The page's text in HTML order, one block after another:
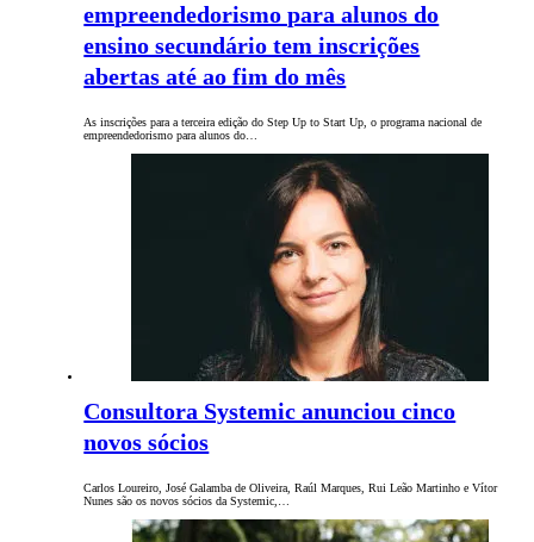
empreendedorismo para alunos do
ensino secundário tem inscrições
abertas até ao fim do mês
As inscrições para a terceira edição do Step Up to Start Up, o programa nacional de
empreendedorismo para alunos do…
Consultora Systemic anunciou cinco
novos sócios
Carlos Loureiro, José Galamba de Oliveira, Raúl Marques, Rui Leão Martinho e Vítor
Nunes são os novos sócios da Systemic,…